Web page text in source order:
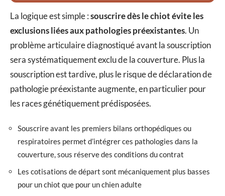
La logique est simple :souscrire dès le chiot évite les
exclusions liées aux pathologies préexistantes. Un
problème articulaire diagnostiqué avant la souscription
sera systématiquement exclu de la couverture. Plus la
souscription est tardive, plus le risque de déclaration de
pathologie préexistante augmente, en particulier pour
les races génétiquement prédisposées.
Souscrire avant les premiers bilans orthopédiques ou
respiratoires permet d’intégrer ces pathologies dans la
couverture, sous réserve des conditions du contrat
Les cotisations de départ sont mécaniquement plus basses
pour un chiot que pour un chien adulte